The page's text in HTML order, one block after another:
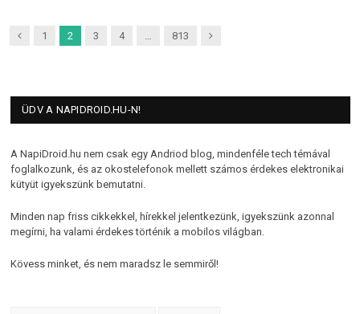
Previous
1 2 3 4 813 Next
ÜDV A NAPIDROID.HU-N!
A NapiDroid.hu nem csak egy Andriod blog, mindenféle tech témával
foglalkozunk, és az okostelefonok mellett számos érdekes elektronikai
kütyüt igyekszünk bemutatni.
Minden nap friss cikkekkel, hírekkel jelentkezünk, igyekszünk azonnal
megírni, ha valami érdekes történik a mobilos világban.
Kövess minket, és nem maradsz le semmiről!